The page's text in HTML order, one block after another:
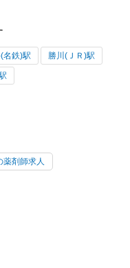
名鉄)駅 勝川(ＪＲ)駅
薬剤師求人